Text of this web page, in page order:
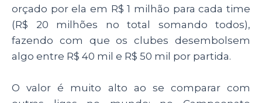
orçado por ela em R$ 1 milhão para cada time
(R$ 20 milhões no total somando todos),
fazendo com que os clubes desembolsem
algo entre R$ 40 mil e R$ 50 mil por partida.
O valor é muito alto ao se comparar com